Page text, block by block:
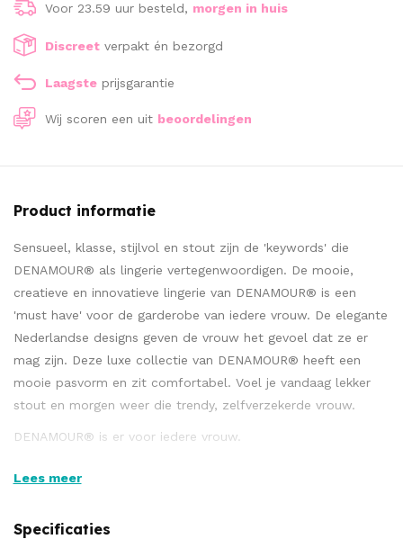
Voor 23.59 uur besteld, morgen in huis
Discreet verpakt én bezorgd
Laagste prijsgarantie
Wij scoren een uit beoordelingen
Product informatie
Sensueel, klasse, stijlvol en stout zijn de 'keywords' die
DENAMOUR® als lingerie vertegenwoordigen. De mooie,
creatieve en innovatieve lingerie van DENAMOUR® is een
'must have' voor de garderobe van iedere vrouw. De elegante
Nederlandse designs geven de vrouw het gevoel dat ze er
mag zijn. Deze luxe collectie van DENAMOUR® heeft een
mooie pasvorm en zit comfortabel. Voel je vandaag lekker
stout en morgen weer die trendy, zelfverzekerde vrouw.
DENAMOUR® is er voor iedere vrouw.
Lees meer
Specificaties